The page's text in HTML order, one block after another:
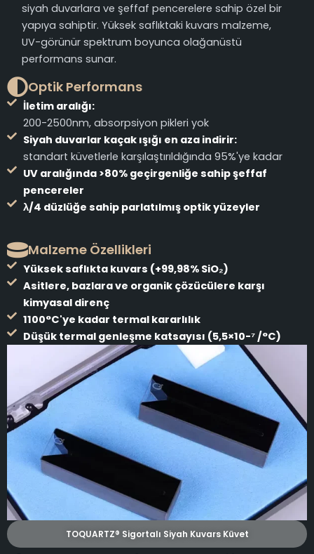
siyah duvarlara ve şeffaf pencerelere sahip özel bir
yapıya sahiptir. Yüksek saflıktaki kuvars malzeme,
UV-görünür spektrum boyunca olağanüstü
performans sunar.
Optik Performans
İletim aralığı:
200-2500nm, absorpsiyon pikleri yok
Siyah duvarlar kaçak ışığı en aza indirir:
standart küvetlerle karşılaştırıldığında 95%'ye kadar
UV aralığında >80% geçirgenliğe sahip şeffaf
pencereler
λ/4 düzlüğe sahip parlatılmış optik yüzeyler
Malzeme Özellikleri
Yüksek saflıkta kuvars (+99,98% SiO₂)
Asitlere, bazlara ve organik çözücülere karşı
kimyasal direnç
1100°C'ye kadar termal kararlılık
Düşük termal genleşme katsayısı (5,5×10-⁷ /°C)
TOQUARTZ® Sigortalı Siyah Kuvars Küvet